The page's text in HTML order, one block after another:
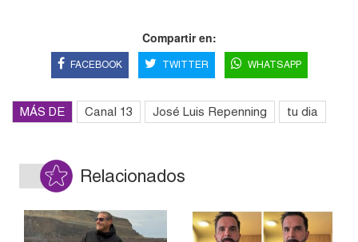
Compartir en:
FACEBOOK TWITTER WHATSAPP
MÁS DE Canal 13 José Luis Repenning tu dia
Relacionados